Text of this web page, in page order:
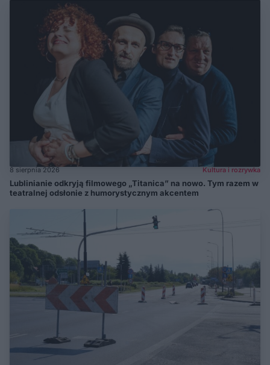
8 sierpnia 2026 Kultura i rozrywka
Lublinianie odkryją filmowego „Titanica” na nowo. Tym razem w
teatralnej odsłonie z humorystycznym akcentem